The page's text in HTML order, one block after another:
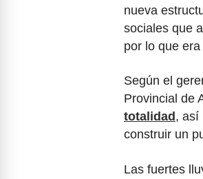
nueva
sociales que
por lo que
Según el
Provincial de
totalidad , así
construir un
Las fuertes